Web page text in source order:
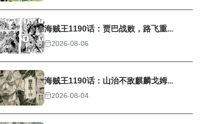
海贼王1190话：贾巴战败，路飞重...
2026-08-06
海贼王1190话：山治不敌麒麟戈姆...
2026-08-04